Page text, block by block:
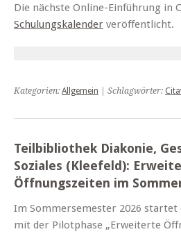
Die nächste Online-Einführung in
Schulungskalender veröffentlicht.
Kategorien: Allgemein | Schlagwörter:
Teilbibliothek Diakonie,
Soziales (Kleefeld):
Öffnungszeiten im
Im Sommersemester 2026 startet
mit der Pilotphase „Erweiterte